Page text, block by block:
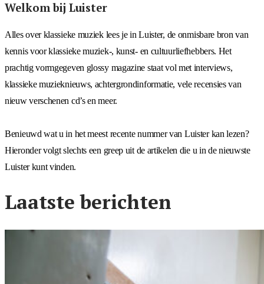
Welkom bij Luister
Alles over klassieke muziek lees je in Luister, de onmisbare bron van
kennis voor klassieke muziek-, kunst- en cultuurliefhebbers. Het
prachtig vormgegeven glossy magazine staat vol met interviews,
klassieke muzieknieuws, achtergrondinformatie, vele recensies van
nieuw verschenen cd’s en meer.
Benieuwd wat u in het meest recente nummer van Luister kan lezen?
Hieronder volgt slechts een greep uit de artikelen die u in de nieuwste
Luister kunt vinden.
Laatste berichten